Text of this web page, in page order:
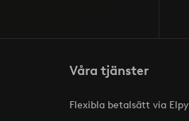
Våra tjänster
Flexibla betalsätt via Elpy